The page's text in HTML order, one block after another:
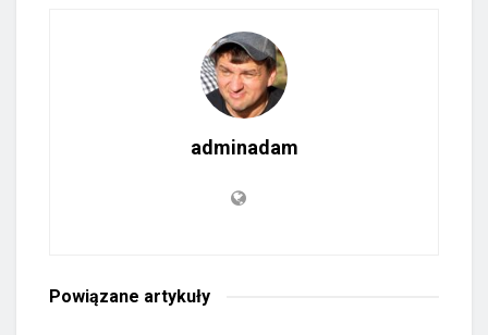
adminadam
Powiązane artykuły